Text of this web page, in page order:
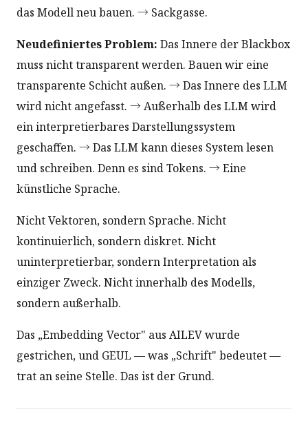
das Modell neu bauen. → Sackgasse.
Neudefiniertes Problem: Das Innere der Blackbox
muss nicht transparent werden. Bauen wir eine
transparente Schicht außen. → Das Innere des LLM
wird nicht angefasst. → Außerhalb des LLM wird
ein interpretierbares Darstellungssystem
geschaffen. → Das LLM kann dieses System lesen
und schreiben. Denn es sind Tokens. → Eine
künstliche Sprache.
Nicht Vektoren, sondern Sprache. Nicht
kontinuierlich, sondern diskret. Nicht
uninterpretierbar, sondern Interpretation als
einziger Zweck. Nicht innerhalb des Modells,
sondern außerhalb.
Das „Embedding Vector" aus AILEV wurde
gestrichen, und GEUL — was „Schrift" bedeutet —
trat an seine Stelle. Das ist der Grund.